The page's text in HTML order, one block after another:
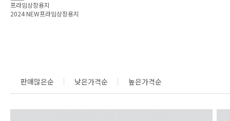
프라임상장용지
2024 NEW프라임상장용지
판매많은순 낮은가격순 높은가격순